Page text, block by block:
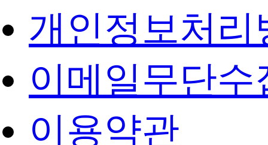
개인정보처리
이메일무단수
이용약관